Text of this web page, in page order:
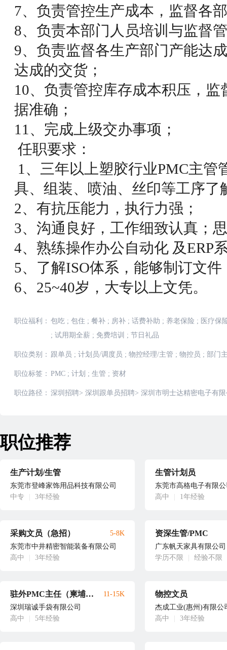
7、负责管控生产成本，监督各
8、负责本部门人员培训与监督
9、负责监督各生产部门产能达
达成的交货；
10、负责管控库存成本积压，
据准确；
11、完成上级交办事项；
任职要求：
1、三年以上塑胶行业PMC主管
具、组装、喷油、丝印等工序
2、有抗压能力，执行力强；
3、沟通良好，工作细致认真；
4、熟练操作办公自动化 及ERP
5、了解ISO体系，能够制订文
6、25~40岁，大专以上文凭。
职位福利： 包吃 ; 包住 ; 餐补 ; 房补 ; 话费补助 ; 养老保险 ; 医疗保
; 试用期全薪 ; 免费培训 ; 节日礼品
职位类别： 跟单员 ; 计划员/调度员 ; 物控经理/主管 ; 物控员 ; 部门
职位标签： PMC ; 计划 ; 生管 ; 资材
职位路径： 深圳招聘> 深圳跟单员招聘> 深圳市明士达精密电子有
职位推荐
生产计划/生管
东莞市登峰家饰用品科技有限公司
中专
3年经验
生管计划员
东莞市高格电子有限
高中
1年经验
采购文员（急招）
东莞市中井精密智能装备有限公司
高中
3年经验
5-8K 资深生管/PMC
广东帆天家具有限公司
学历不限
经验不限
驻外PMC主任（柬埔寨）
深圳瑞诚手袋有限公司
高中
5年经验
11-15K 物控文员
杰成工业(惠州)有限公
高中
3年经验